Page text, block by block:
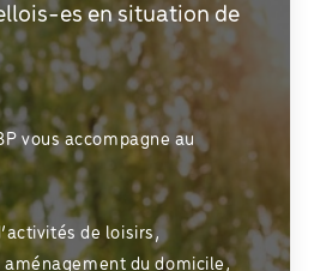
es en situation de
vous accompagne au
de loisirs,
aménagement du domicile,